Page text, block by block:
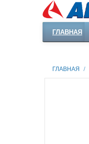
ГЛАВНАЯ
ГЛАВНАЯ /